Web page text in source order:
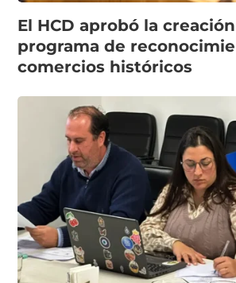
El HCD aprobó la
programa de
comercios históricos